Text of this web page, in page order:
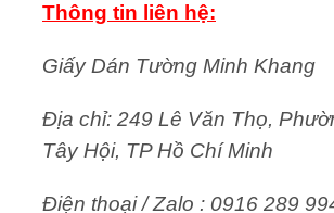
Thông tin liên hệ:
Giấy Dán Tường Minh Khang
Địa chỉ: 249 Lê Văn Thọ,
Tây Hội, TP Hồ Chí Minh
Điện thoại / Zalo : 0916 289